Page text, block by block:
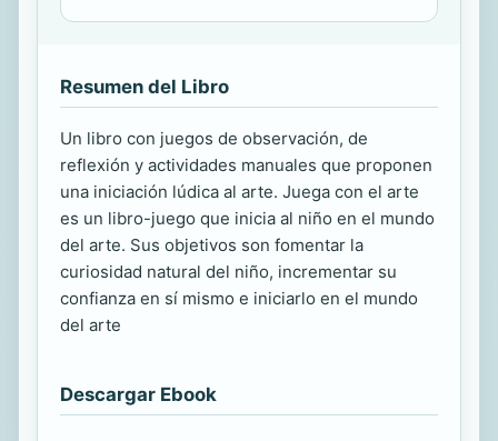
Resumen del Libro
Un libro con juegos de observación, de
reflexión y actividades manuales que proponen
una iniciación lúdica al arte. Juega con el arte
es un libro-juego que inicia al niño en el mundo
del arte. Sus objetivos son fomentar la
curiosidad natural del niño, incrementar su
confianza en sí mismo e iniciarlo en el mundo
del arte
Descargar Ebook